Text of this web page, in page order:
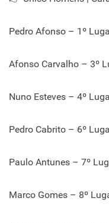
Pedro Afonso – 1º
Afonso Carvalho – 3º
Nuno Esteves – 4º
Pedro Cabrito – 6º
Paulo Antunes – 7º
Marco Gomes – 8º